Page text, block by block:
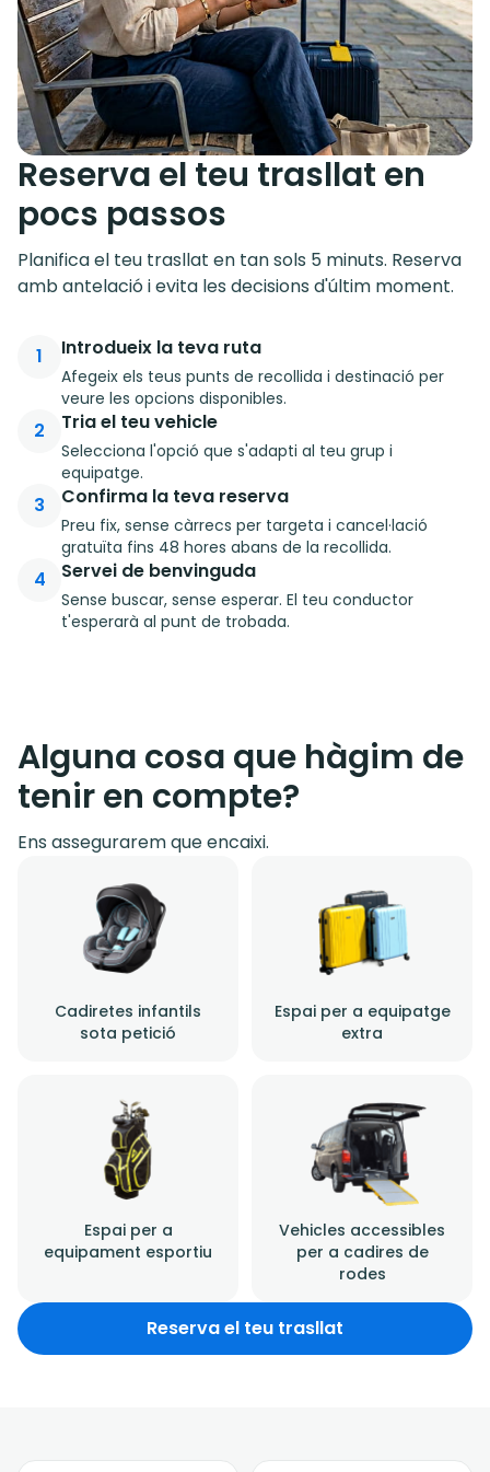
Reserva el teu trasllat en
pocs passos
Planifica el teu trasllat en tan sols 5 minuts. Reserva
amb antelació i evita les decisions d'últim moment.
1 Introdueix la teva ruta
Afegeix els teus punts de recollida i destinació per
veure les opcions disponibles.
2 Tria el teu vehicle
Selecciona l'opció que s'adapti al teu grup i
equipatge.
3 Confirma la teva reserva
Preu fix, sense càrrecs per targeta i cancel·lació
gratuïta fins 48 hores abans de la recollida.
4 Servei de benvinguda
Sense buscar, sense esperar. El teu conductor
t'esperarà al punt de trobada.
Alguna cosa que hàgim de
tenir en compte?
Ens assegurarem que encaixi.
Cadiretes infantils
sota petició
Espai per a equipatge
extra
Espai per a
equipament esportiu
Vehicles accessibles
per a cadires de
rodes
Reserva el teu trasllat